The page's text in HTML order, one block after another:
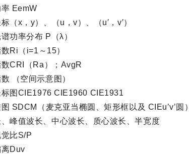
功率 EemW
（x，y）、（u，v）、（u′，v′）
功率分布 P（λ）
数Ri（i=1～15）
CRI（Ra）；AvgR
数 （空间示意图）
图CIE1976 CIE1960 CIE1931
SDCM（麦克亚当椭圆、矩形框以及 CIEu’v’圆）
、峰值波长、中心波长、质心波长、半宽度
比S/P
Duv